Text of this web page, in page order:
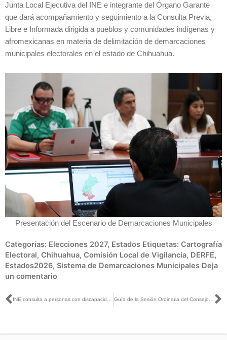
Junta Local Ejecutiva del INE e integrante del Órgano Garante
que dará acompañamiento y seguimiento a la Consulta Previa,
Libre e Informada dirigida a pueblos y comunidades indígenas y
afromexicanas en materia de delimitación de demarcaciones
municipales electorales en el estado de Chihuahua.
Presentación del Escenario de Demarcaciones Municipales
Categorías: Elecciones 2027, Estados Etiquetas: Cartografía
Electoral, Chihuahua, Comisión Local de Vigilancia, DERFE,
Estados2026, Sistema de Demarcaciones Municipales Deja
un comentario
Ant